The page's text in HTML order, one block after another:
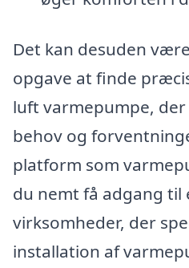
Det kan desuden
opgave at finde
luft varmepumpe,
behov og
platform som
du nemt få adgang
virksomheder, der
installation af